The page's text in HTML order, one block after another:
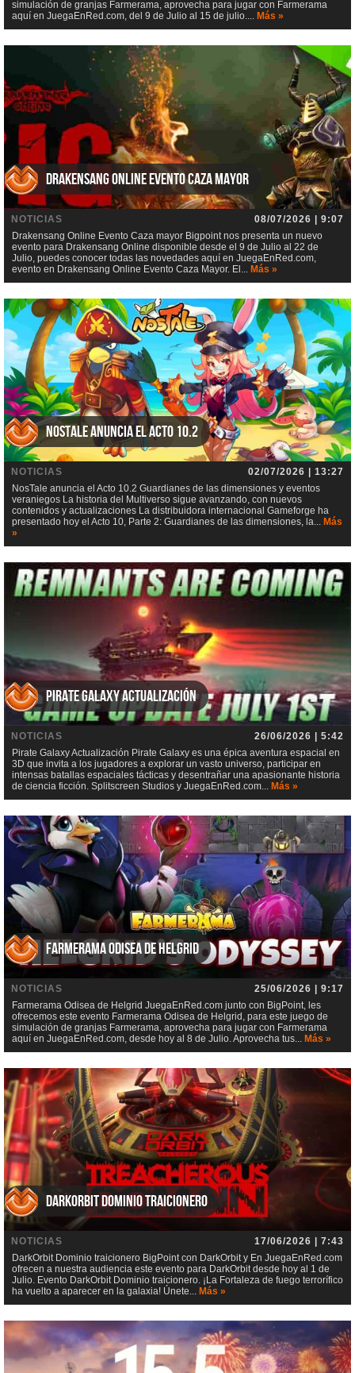
simulación de granjas Farmerama, aprovecha para jugar con Farmerama
aquí en JuegaEnRed.com, del 9 de Julio al 15 de julio.... Más »
Drakensang Online Evento Caza mayor
NOTICIAS
08/07/2026 | 9:07
Drakensang Online Evento Caza mayor Bigpoint nos presenta un nuevo
evento para Drakensang Online disponible desde el 9 de Julio al 22 de
Julio, puedes conocer todas las novedades aquí en JuegaEnRed.com,
evento en Drakensang Online Evento Caza Mayor. El... Más »
NosTale anuncia el Acto 10.2
NOTICIAS
02/07/2026 | 13:27
NosTale anuncia el Acto 10.2 Guardianes de las dimensiones y eventos
veraniegos La historia del Multiverso sigue avanzando, con nuevos
contenidos y actualizaciones La distribuidora internacional Gameforge ha
presentado hoy el Acto 10, Parte 2: Guardianes de las dimensiones, la... Más
»
Pirate Galaxy Actualización
NOTICIAS
26/06/2026 | 5:42
Pirate Galaxy Actualización Pirate Galaxy es una épica aventura espacial en
3D que invita a los jugadores a explorar un vasto universo, participar en
intensas batallas espaciales tácticas y desentrañar una apasionante historia
de ciencia ficción. Splitscreen Studios y JuegaEnRed.com... Más »
Farmerama Odisea de Helgrid
NOTICIAS
25/06/2026 | 9:17
Farmerama Odisea de Helgrid JuegaEnRed.com junto con BigPoint, les
ofrecemos este evento Farmerama Odisea de Helgrid, para este juego de
simulación de granjas Farmerama, aprovecha para jugar con Farmerama
aquí en JuegaEnRed.com, desde hoy al 8 de Julio. Aprovecha tus... Más »
DarkOrbit Dominio traicionero
NOTICIAS
17/06/2026 | 7:43
DarkOrbit Dominio traicionero BigPoint con DarkOrbit y En JuegaEnRed.com
ofrecen a nuestra audiencia este evento para DarkOrbit desde hoy al 1 de
Julio. Evento DarkOrbit Dominio traicionero. ¡La Fortaleza de fuego terrorífico
ha vuelto a aparecer en la galaxia! Únete... Más »